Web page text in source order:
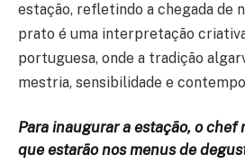
estação, refletindo a chegada de
prato é uma interpretação
portuguesa, onde a tradição
mestria, sensibilidade e
Para inaugurar a estação, o chef
que estarão nos menus de